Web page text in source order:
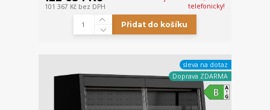
101 367 Kč bez DPH
telefonicky!
Přidat do košíku
sleva na dotaz
Doprava ZDARMA